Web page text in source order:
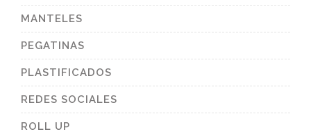
MANTELES
PEGATINAS
PLASTIFICADOS
REDES SOCIALES
ROLL UP